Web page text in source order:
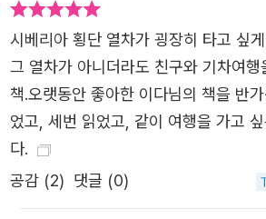
시베리아 횡단 열차가 굉장히 타고 싶
그 열차가 아니더라도 친구와 기차여
책.오랫동안 좋아한 이다님의 책을 반
었고, 세번 읽었고, 같이 여행을 가고
다.
공감 (2) 댓글 (0)